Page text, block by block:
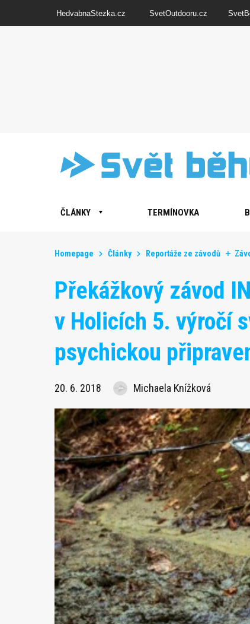
HedvabnaStezka.cz SvetOutdooru.cz
ČLÁNKY TERMÍNOVKA
Homepage Články Reportáže ze závodů
Překážkový závod
v Holicích 5. výročí
psychickou
20. 6. 2018 Michaela Knížková